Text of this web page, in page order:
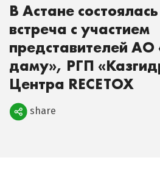
В Астане
встреча с участием
представителей
даму», РГП
Центра RECETOX
Поделиться
share